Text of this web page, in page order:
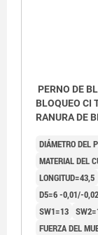
PERNO DE
BLOQUEO CI
RANURA DE
DIÁMETRO DEL
MATERIAL DEL
LONGITUD=43,5
D5=6 -0,01/-0,02
SW1=13
FUERZA DEL